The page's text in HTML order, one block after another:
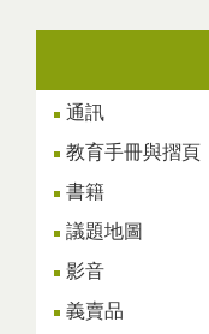
通訊
教育手冊與摺頁
書籍
議題地圖
影音
義賣品